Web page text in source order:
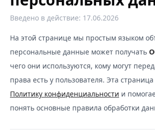
Введено в действие: 17.06.2026
На этой странице мы простым языком
персональные данные может получать
чего они используются, кому могут
права есть у пользователя. Эта
Политику конфиденциальности и
понять основные правила обработки